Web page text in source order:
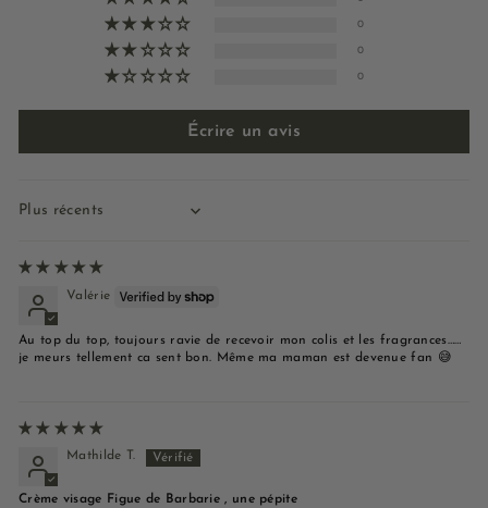
0
0
0
Écrire un avis
Sort by
Valérie
Au top du top, toujours ravie de recevoir mon colis et les fragrances……
je meurs tellement ca sent bon. Même ma maman est devenue fan 😅
Mathilde T.
Crème visage Figue de Barbarie , une pépite